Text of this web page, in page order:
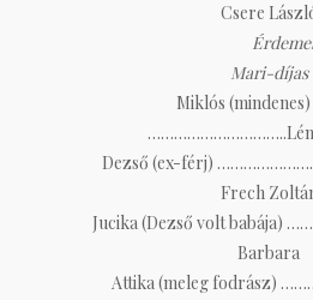
Csere
Mari-díjas
Miklós
Dezső (ex-férj)
Frech
Jucika (Dezső volt babája)
Barbara
Attika (meleg fodrász)